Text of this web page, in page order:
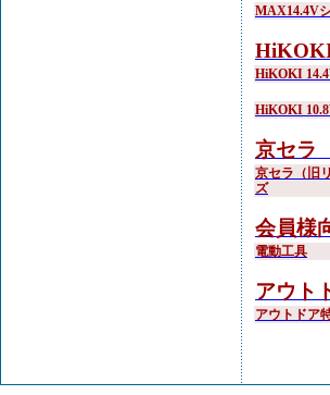
MAX14.4V
HiKOKI
HiKOKI
京セラ
京セラ（旧
ズ
会員様
電動工具
アウト
アウトドア